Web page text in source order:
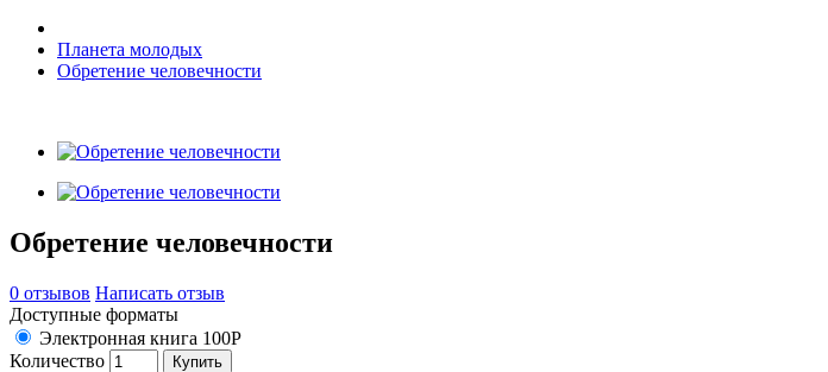
Планета молодых
Обретение человечности
Обретение человечности
0 отзывов Написать отзыв
Доступные форматы
Электронная книга 100Р
Количество
Купить